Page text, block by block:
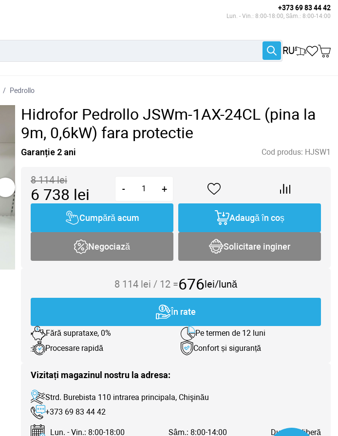
+373 69 83 44 42
Lun. - Vin.: 8:00-18:00, Sâm.: 8:00-14:00
RU
Pedrollo
Hidrofor Pedrollo JSWm-1AX-24CL (pina la
9m, 0,6kW) fara protectie
Garanție 2 ani Cod produs: HJSW1
8 114lei
6 738 lei - +
Cumpără acum Adaugă în coș
Negociază Solicitare inginer
8 114 lei / 12=676lei/lună
În rate
Fără suprataxe, 0%
Pe termen de 12 luni
Procesare rapidă
Confort și siguranță
Vizitați magazinul nostru la adresa:
Strd. Burebista 110 intrarea principala, Chişinău
+373 69 83 44 42
Lun. - Vin.: 8:00-18:00 Sâm.: 8:00-14:00 Dum.: Zi liberă